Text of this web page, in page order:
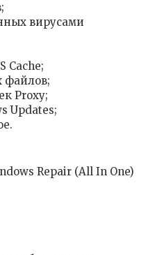
вирусами
Cache;
файлов;
Proxy;
Updates;
Repair (All In One)